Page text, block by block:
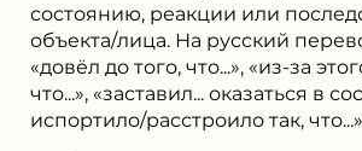
состоянию, реакции или
объекта/лица. На русский
«довёл до того, что...», «из-за
что...», «заставил... оказаться в
испортило/расстроило так,